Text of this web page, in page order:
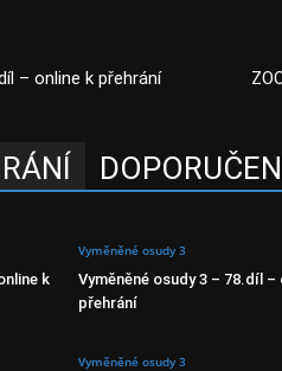
– online k přehrání
k
Vyměněné osudy 3
Vyměněné osudy 3 – 78.díl –
přehrání
Vyměněné osudy 3